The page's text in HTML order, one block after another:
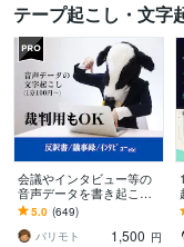
テープ起こし・文字
会議やインタビュー等の
音声データを書き起こし
ます 弁護士事務所のお墨
付き！裁判所提出用の通
話記録の文字起こし！
5.0 (649)
バリモト
1,500 円